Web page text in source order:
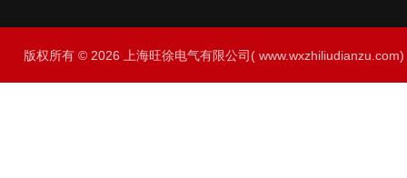
版权所有 © 2026 上海旺徐电气有限公司(